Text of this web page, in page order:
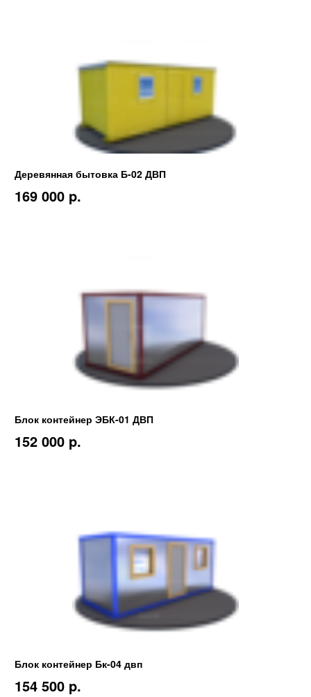
Деревянная бытовка Б-02 ДВП
169 000 p.
Блок контейнер ЭБК-01 ДВП
152 000 p.
Блок контейнер Бк-04 двп
154 500 p.